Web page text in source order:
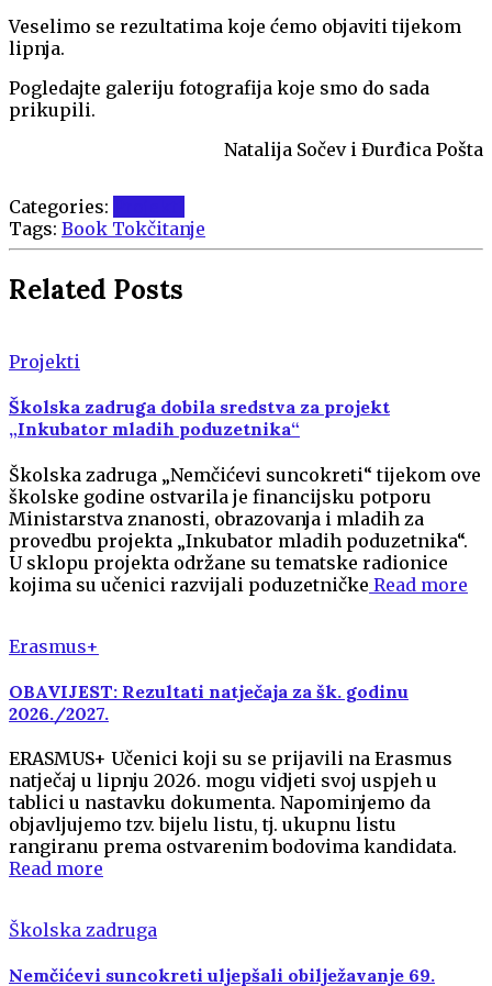
Veselimo se rezultatima koje ćemo objaviti tijekom
lipnja.
Pogledajte galeriju fotografija koje smo do sada
prikupili.
Natalija Sočev i Đurđica Pošta
Categories:
Tags: Book Tokčitanje
Related Posts
Projekti
Školska zadruga dobila sredstva za projekt
„Inkubator mladih poduzetnika“
Školska zadruga „Nemčićevi suncokreti“ tijekom ove
školske godine ostvarila je financijsku potporu
Ministarstva znanosti, obrazovanja i mladih za
provedbu projekta „Inkubator mladih poduzetnika“.
U sklopu projekta održane su tematske radionice
kojima su učenici razvijali poduzetničke Read more
Erasmus+
OBAVIJEST: Rezultati natječaja za šk. godinu
2026./2027.
ERASMUS+ Učenici koji su se prijavili na Erasmus
natječaj u lipnju 2026. mogu vidjeti svoj uspjeh u
tablici u nastavku dokumenta. Napominjemo da
objavljujemo tzv. bijelu listu, tj. ukupnu listu
rangiranu prema ostvarenim bodovima kandidata.
Read more
Školska zadruga
Nemčićevi suncokreti uljepšali obilježavanje 69.